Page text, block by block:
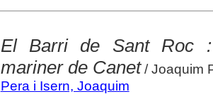
El Barri de Sant Roc
mariner de Canet/ Joaquim
Pera i Isern, Joaquim